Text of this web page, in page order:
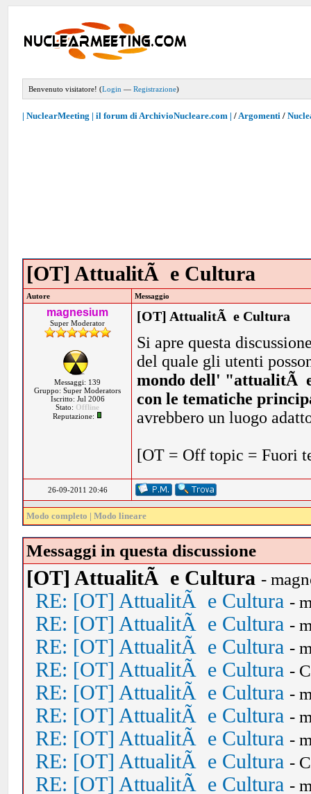
Benvenuto visitatore! (Login —Registrazione)
| NuclearMeeting | il forum di ArchivioNucleare.com | /Argomenti /
[OT] AttualitÃ e Cultura
Autore Messaggio
magnesium
Super Moderator
Messaggi: 139
Gruppo: Super Moderators
Iscritto: Jul 2006
Stato: Offline
Reputazione:
[OT] AttualitÃ e Cultura
Si apre questa
del quale gli utenti
mondo dell' "attualitÃ
con le tematiche
avrebbero un luogo
[OT = Off topic = Fuori
26-09-2011 20:46
Modo completo |Modo lineare
Messaggi in questa discussione
[OT] AttualitÃ e Cultura -
RE: [OT] AttualitÃ e Cultura -
RE: [OT] AttualitÃ e Cultura -
RE: [OT] AttualitÃ e Cultura -
RE: [OT] AttualitÃ e Cultura -
RE: [OT] AttualitÃ e Cultura -
RE: [OT] AttualitÃ e Cultura -
RE: [OT] AttualitÃ e Cultura -
RE: [OT] AttualitÃ e Cultura -
RE: [OT] AttualitÃ e Cultura -